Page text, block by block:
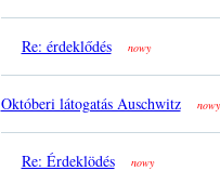
Re: érdeklődés nowy
Októberi látogatás Auschwitz nowy
Re: Érdeklödés nowy